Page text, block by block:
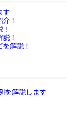
す
！
！
解説！
を解説します